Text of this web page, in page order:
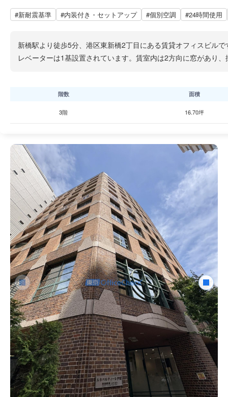
#新耐震基準 #内装付き・セットアップ #個別空調 #24時間使用
新橋駅より徒歩5分、港区東新橋2丁目にある賃貸オフィスビル
レベーターは1基設置されています。賃室内は2方向に窓があり
階数 面積
3階 16.70坪